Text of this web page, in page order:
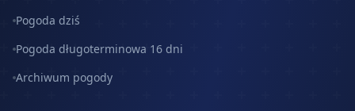
Pogoda dziś
Pogoda długoterminowa 16 dni
Archiwum pogody